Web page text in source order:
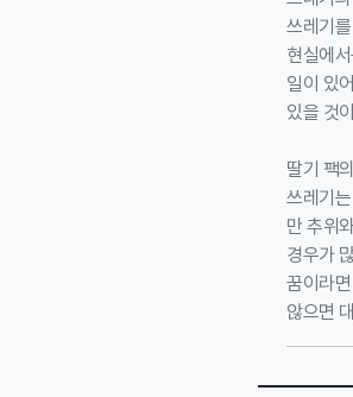
쓰레기
현실에
일이 있
있을 것
딸기 팩
쓰레기
만 추위
경우가
꿈이라
않으면